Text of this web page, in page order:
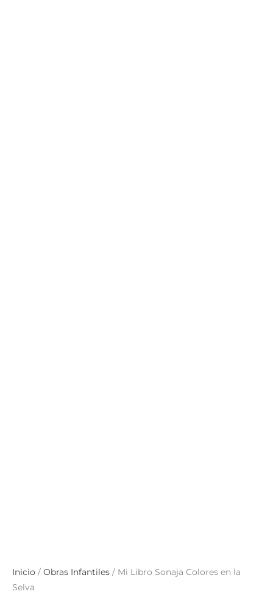
Inicio / Obras Infantiles / Mi Libro Sonaja Colores en la
Selva